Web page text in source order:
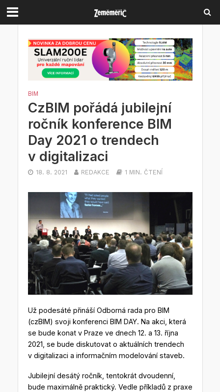
BIM
CzBIM pořádá jubilejní
ročník konference BIM
Day 2021 o trendech
v digitalizaci
18. 8. 2021 REDAKCE 1 MIN. ČTENÍ
Už podesáté přináší Odborná rada pro BIM
(czBIM) svoji konferenci BIM DAY. Na akci, která
se bude konat v Praze ve dnech 12. a 13. října
2021, se bude diskutovat o aktuálních trendech
v digitalizaci a informačním modelování staveb.
Jubilejní desátý ročník, tentokrát dvoudenní,
bude maximálně praktický. Vedle příkladů z praxe